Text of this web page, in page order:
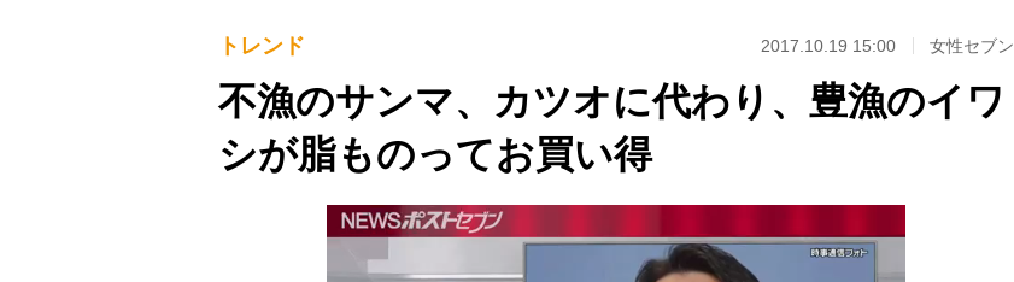
トレンド 2017.10.19 15:00 女性セブン
不漁のサンマ、カツオに代わり、豊漁のイワ
シが脂ものってお買い得